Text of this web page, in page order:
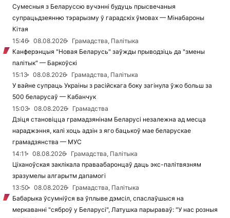
Сумесныя з Беларуссю вучэнні будуць прысвечаныя
супрацьдзеянню тэрарызму ў гарадскіх ўмовах — Мінабароны
Кітая
15:46
08.08.2026
Грамадства, Палітыка
Канферэнцыя "Новая Беларусь" заўжды прыводзіць да "змены
палітык" — Баркоўскі
15:13
08.08.2026
Грамадства, Палітыка
У вайне супраць Украіны з расійскага боку загінула ўжо больш за
500 беларусаў — Кабанчук
15:03
08.08.2026
Грамадства
Дзіця становіцца грамадзянінам Беларусі незалежна ад месца
нараджэння, калі хоць адзін з яго бацькоў мае беларускае
грамадзянства — МУС
14:11
08.08.2026
Грамадства, Палітыка
Ціханоўская заклікала праваабаронцаў даць экс-палітвязням
зразумелы алгарытм дапамогі
13:50
08.08.2026
Грамадства, Палітыка
Бабарыка ўсумніўся ва ўплыве дэмсіл, спаслаўшыся на
меркаванні "сяброў у Беларусі", Латушка парыраваў: "У нас розныя